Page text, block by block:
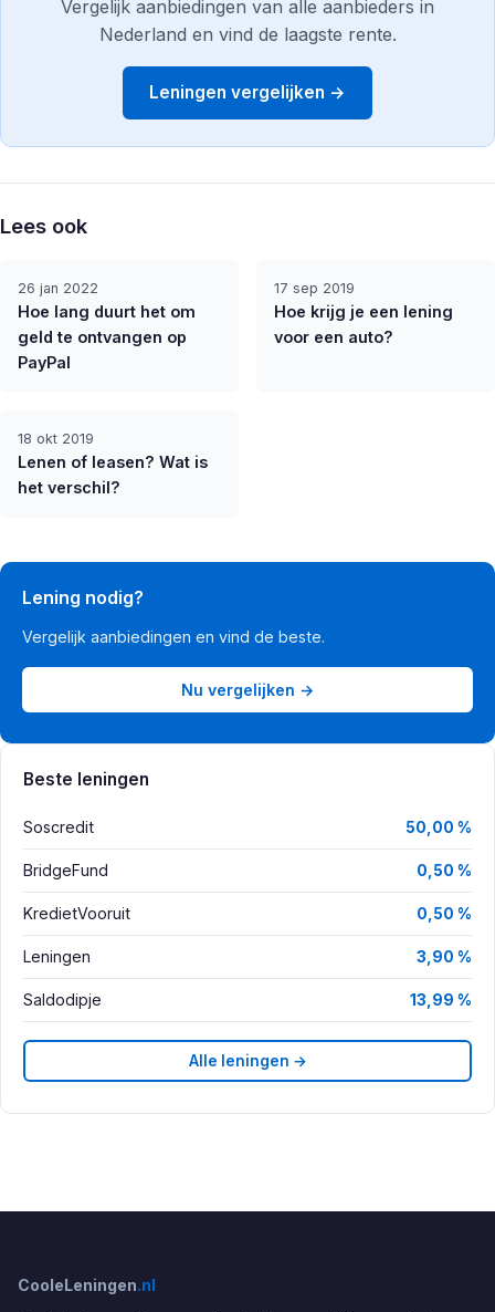
Vergelijk aanbiedingen van alle aanbieders in
Nederland en vind de laagste rente.
Leningen vergelijken →
Lees ook
26 jan 2022
Hoe lang duurt het om
geld te ontvangen op
PayPal
17 sep 2019
Hoe krijg je een lening
voor een auto?
18 okt 2019
Lenen of leasen? Wat is
het verschil?
Lening nodig?
Vergelijk aanbiedingen en vind de beste.
Nu vergelijken →
Beste leningen
Soscredit 50,00 %
BridgeFund 0,50 %
KredietVooruit 0,50 %
Leningen 3,90 %
Saldodipje 13,99 %
Alle leningen →
CooleLeningen.nl